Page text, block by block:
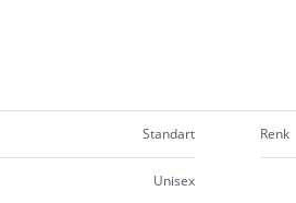
Standart Renk
Unisex